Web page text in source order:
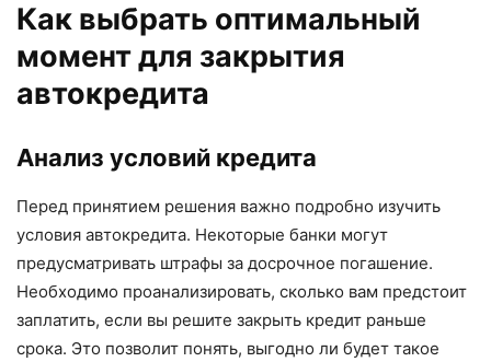
Как выбрать оптимальный
момент для закрытия
автокредита
Анализ условий кредита
Перед принятием решения важно подробно изучить
условия автокредита. Некоторые банки могут
предусматривать штрафы за досрочное погашение.
Необходимо проанализировать, сколько вам предстоит
заплатить, если вы решите закрыть кредит раньше
срока. Это позволит понять, выгодно ли будет такое